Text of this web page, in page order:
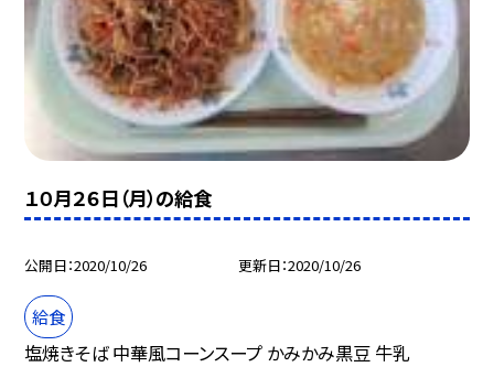
１０月２６日（月）の給食
公開日 2020/10/26 更新日 2020/10/26
給食
塩焼きそば 中華風コーンスープ かみかみ黒豆 牛乳